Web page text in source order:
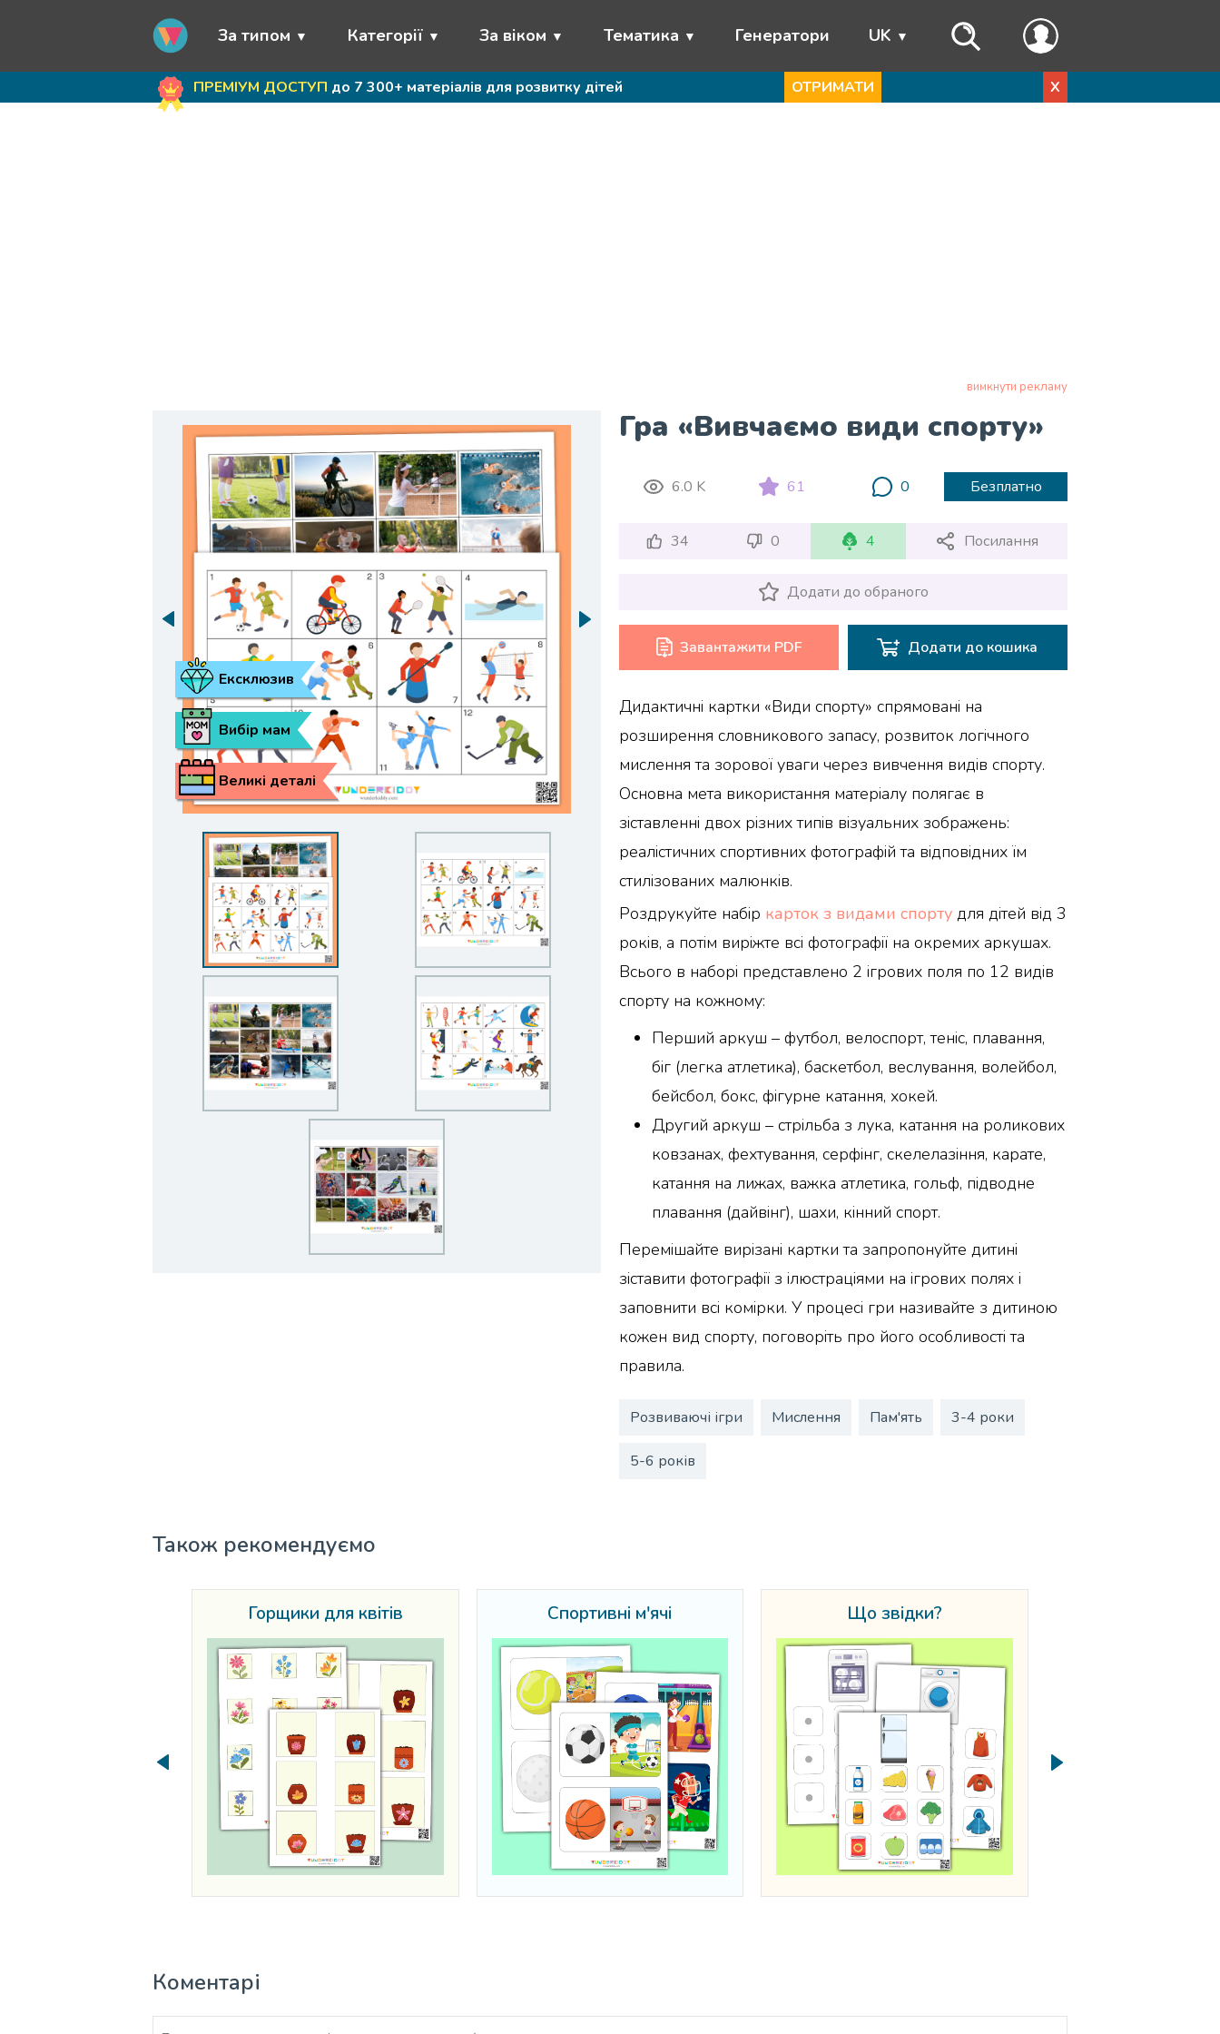
За типом Категорії За віком Тематика Генератори UK
ПРЕМІУМ ДОСТУП до 7 300+ матеріалів для розвитку дітей ОТРИМАТИ X
вимкнути рекламу
Гра «Вивчаємо види спорту»
Великі деталі
Вибір мам
Ексклюзив
6.0 K 61 0 Безплатно
34 0 4 Посилання
Додати до обраного
Завантажити PDF Додати до кошика
Дидактичні картки «Види спорту» спрямовані на
розширення словникового запасу, розвиток логічного
мислення та зорової уваги через вивчення видів спорту.
Основна мета використання матеріалу полягає в
зіставленні двох різних типів візуальних зображень:
реалістичних спортивних фотографій та відповідних їм
стилізованих малюнків.
Роздрукуйте набір карток з видами спорту для дітей від 3
років, а потім виріжте всі фотографії на окремих аркушах.
Всього в наборі представлено 2 ігрових поля по 12 видів
спорту на кожному:
Перший аркуш – футбол, велоспорт, теніс, плавання,
біг (легка атлетика), баскетбол, веслування, волейбол,
бейсбол, бокс, фігурне катання, хокей.
Другий аркуш – стрільба з лука, катання на роликових
ковзанах, фехтування, серфінг, скелелазіння, карате,
катання на лижах, важка атлетика, гольф, підводне
плавання (дайвінг), шахи, кінний спорт.
Перемішайте вирізані картки та запропонуйте дитині
зіставити фотографії з ілюстраціями на ігрових полях і
заповнити всі комірки. У процесі гри називайте з дитиною
кожен вид спорту, поговоріть про його особливості та
правила.
Розвиваючі ігри Мислення Пам'ять 3-4 роки
5-6 років
Також рекомендуємо
Горщики для квітів Спортивні м'ячі Що звідки?
Коментарі